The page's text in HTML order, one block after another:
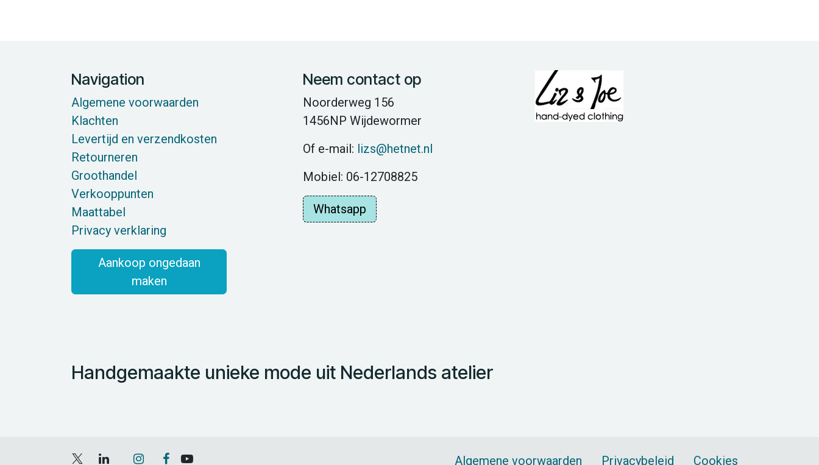
Navigation
Algemene voorwaarden
Klachten
Levertijd en verzendkosten
Retourneren
Groothandel
Verkooppunten
Maattabel
Privacy verklaring
Aankoop ongedaan
maken
Neem contact op
Noorderweg 156
1456NP Wijdewormer
Of e-mail: lizs@hetnet.nl
Mobiel: 06-12708825
Whatsapp
Handgemaakte unieke mode uit Nederlands atelier
Algemene voorwaarden Privacybeleid Cookies